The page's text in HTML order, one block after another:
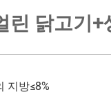
린 닭고기+
지방≤8%